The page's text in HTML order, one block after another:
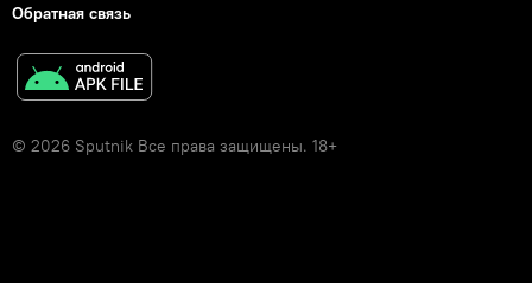
Обратная связь
© 2026 Sputnik Все права защищены. 18+